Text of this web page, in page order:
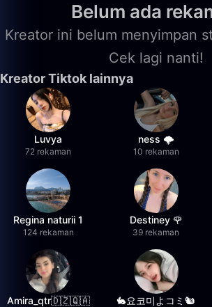
Belum ada
Kreator ini belum menyimpan
Cek lagi nanti!
Kreator Tiktok lainnya
Luvya
72 rekaman
ness 🌩️
10 rekaman
Regina naturii 1
124 rekaman
Destiney 🌹
39 rekaman
Amira_qtr🇩🇿🇶🇦 🐇요코미よコミ🐿